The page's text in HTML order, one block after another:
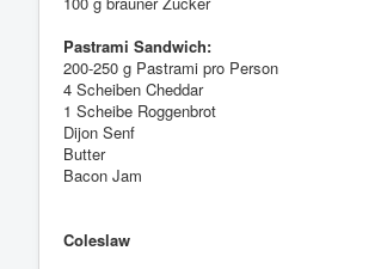
Pastrami Sandwich:
200-250 g Pastrami pro Person
4 Scheiben Cheddar
1 Scheibe Roggenbrot
Dijon Senf
Butter
Bacon Jam
Coleslaw